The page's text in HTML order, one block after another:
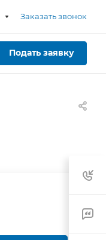
Заказать звонок
Подать заявку